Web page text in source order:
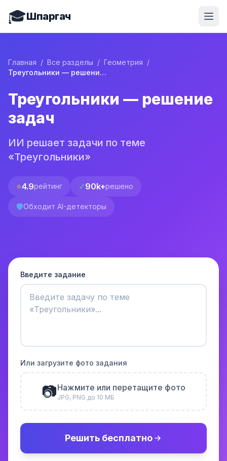
🎓Шпаргач
Главная / Все разделы / Геометрия /
Треугольники — решение задач
Треугольники — решение
задач
ИИ решает задачи по теме
«Треугольники»
⭐4.9рейтинг ✓90k+решено
🛡️Обходит AI-детекторы
Введите задание
Или загрузите фото задания
📷Нажмите или перетащите фото
JPG, PNG до 10 МБ
Решить бесплатно